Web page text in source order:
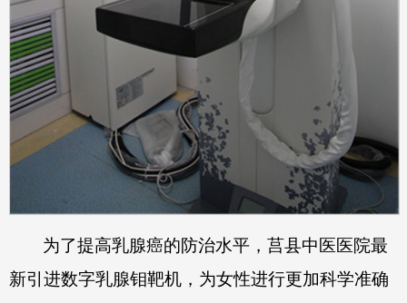
为了提高乳腺癌的防治水平，莒县中医医院最
新引进数字乳腺钼靶机，为女性进行更加科学准确